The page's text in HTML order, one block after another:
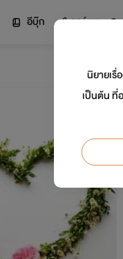
อีบุ๊ก การ์ตูน
นิยายเรื่
เป็นต้น ที่